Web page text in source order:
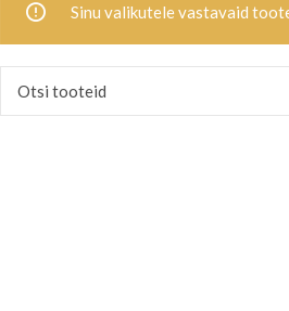
Sinu valikutele vastavaid